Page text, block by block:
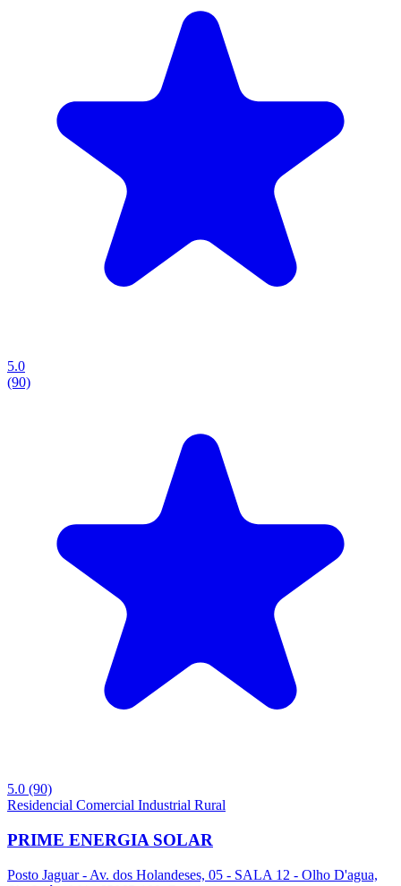
5.0
(90)
5.0 (90)
Residencial Comercial Industrial Rural
PRIME ENERGIA SOLAR
Posto Jaguar - Av. dos Holandeses, 05 - SALA 12 - Olho D'agua,